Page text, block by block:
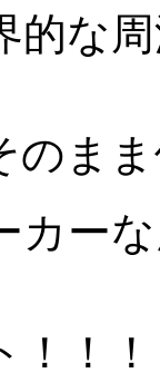
的な
のま
カー
！！